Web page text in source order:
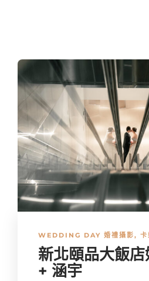
WEDDING DAY 婚禮攝影, 卡
新北頤品大飯
+ 涵宇